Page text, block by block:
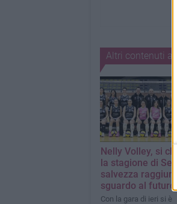
Altri contenuti a
Nelly Volley, si
la stagione di
salvezza
sguardo al futuro
Con la gara di ieri si è